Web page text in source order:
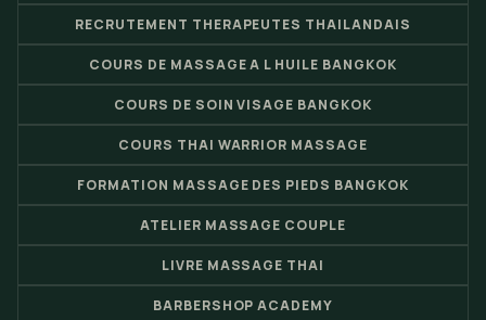
RECRUTEMENT THERAPEUTES THAILANDAIS
COURS DE MASSAGE A L HUILE BANGKOK
COURS DE SOIN VISAGE BANGKOK
COURS THAI WARRIOR MASSAGE
FORMATION MASSAGE DES PIEDS BANGKOK
ATELIER MASSAGE COUPLE
LIVRE MASSAGE THAI
BARBERSHOP ACADEMY